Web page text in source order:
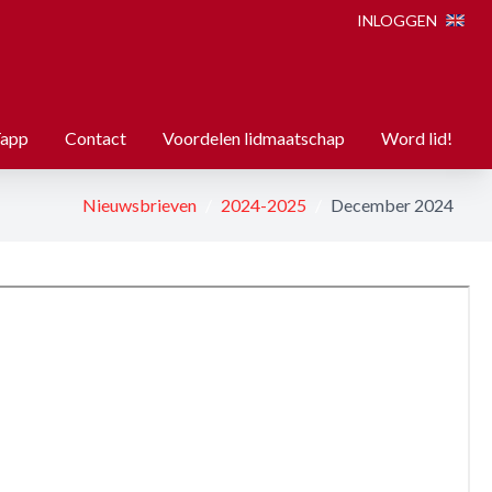
INLOGGEN
Contact Voordelen lidmaatschap Word lid!
Nieuwsbrieven 2024-2025 December 2024